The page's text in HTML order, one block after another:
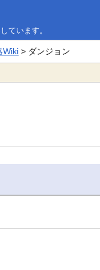
ています。
Wiki > ダンジョン